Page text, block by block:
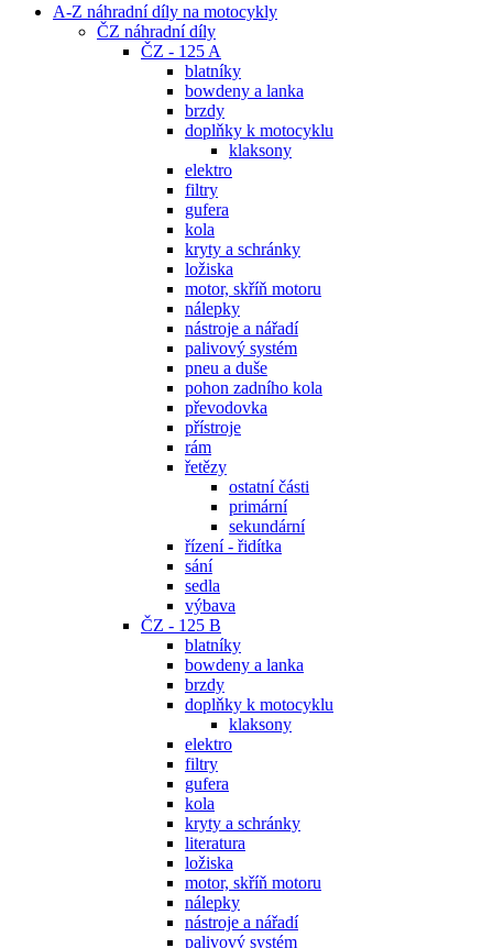
A-Z náhradní díly na motocykly
ČZ náhradní díly
ČZ - 125 A
blatníky
bowdeny a lanka
brzdy
doplňky k motocyklu
klaksony
elektro
filtry
gufera
kola
kryty a schránky
ložiska
motor, skříň motoru
nálepky
nástroje a nářadí
palivový systém
pneu a duše
pohon zadního kola
převodovka
přístroje
rám
řetězy
ostatní části
primární
sekundární
řízení - řidítka
sání
sedla
výbava
ČZ - 125 B
blatníky
bowdeny a lanka
brzdy
doplňky k motocyklu
klaksony
elektro
filtry
gufera
kola
kryty a schránky
literatura
ložiska
motor, skříň motoru
nálepky
nástroje a nářadí
palivový systém